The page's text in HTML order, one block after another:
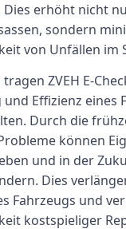
erhöht nicht
sondern
von Unfällen im
ZVEH E-
Effizienz eines
Durch die
können
und in der
Dies
Fahrzeugs und
kostspieliger